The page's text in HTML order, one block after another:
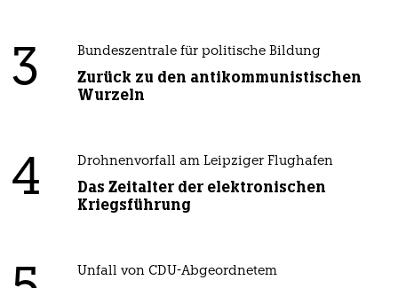
3 Bundeszentrale für politische Bildung
Zurück zu den antikommunistischen
Wurzeln
4 Drohnenvorfall am Leipziger Flughafen
Das Zeitalter der elektronischen
Kriegsführung
Unfall von CDU-Abgeordnetem